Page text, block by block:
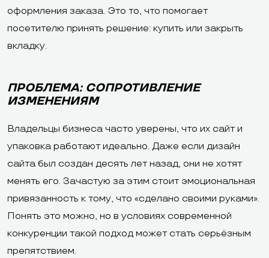
оформления заказа. Это то, что помогает
посетителю принять решение: купить или закрыть
вкладку.
ПРОБЛЕМА: СОПРОТИВЛЕНИЕ
ИЗМЕНЕНИЯМ
Владельцы бизнеса часто уверены, что их сайт и
упаковка работают идеально. Даже если дизайн
сайта был создан десять лет назад, они не хотят
менять его. Зачастую за этим стоит эмоциональная
привязанность к тому, что «сделано своими руками».
Понять это можно, но в условиях современной
конкуренции такой подход может стать серьёзным
препятствием.